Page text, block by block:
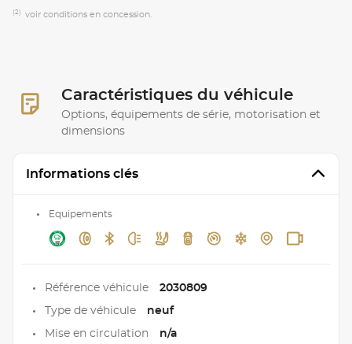
(2) voir conditions en concession.
Caractéristiques du véhicule
Options, équipements de série, motorisation et
dimensions
Informations clés
Equipements
Référence véhicule 2030809
Type de véhicule neuf
Mise en circulation n/a